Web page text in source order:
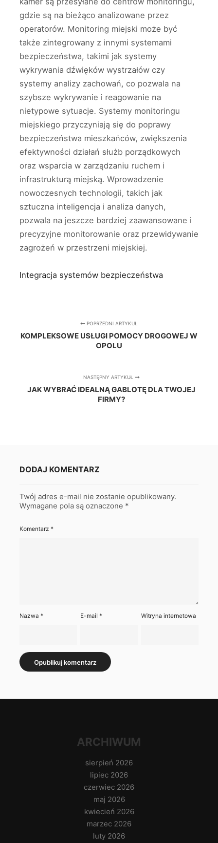
gdzie są na bieżąco analizowane przez
operatorów. Monitoring miejski może być
także zintegrowany z innymi systemami
bezpieczeństwa, takimi jak systemy
wykrywania dźwięków wystrzałów czy
systemy analizy zachowań, co pozwala na
szybsze wykrywanie i reagowanie na
nietypowe sytuacje. Systemy monitoringu
miejskiego przyczyniają się do poprawy
bezpieczeństwa mieszkańców, zwiększenia
efektywności działań służb porządkowych
oraz wsparcia w zarządzaniu ruchem i
infrastrukturą miejską. Wprowadzenie
nowoczesnych technologii, takich jak
sztuczna inteligencja i analiza danych,
pozwala na jeszcze bardziej zaawansowane i
precyzyjne monitorowanie oraz przewidywanie
zagrożeń w przestrzeni miejskiej.
Integracja systemów bezpieczeństwa
POPRZEDNI ARTYKUŁ
KOMPLEKSOWE USŁUGI POMOCY DROGOWEJ W
OPOLU
NASTĘPNY ARTYKUŁ
JAK WYBRAĆ IDEALNĄ GABLOTĘ DLA TWOJEJ
FIRMY?
DODAJ KOMENTARZ
Twój adres e-mail nie zostanie opublikowany.
Wymagane pola są oznaczone *
Komentarz *
Nazwa * E-mail* Witryna internetowa
ARCHIWUM
sierpień 2026
lipiec 2026
czerwiec 2026
maj 2026
kwiecień 2026
marzec 2026
luty 2026